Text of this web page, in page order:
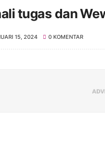
tugas dan
15, 2024 0 KOMENTAR